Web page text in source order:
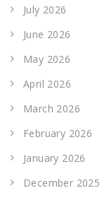
July 2026
June 2026
May 2026
April 2026
March 2026
February 2026
January 2026
December 2025